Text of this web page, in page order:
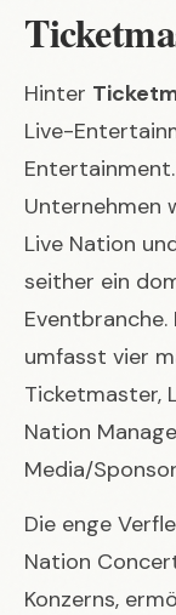
Hinter
Live-
Unternehmen
Live Nation
seither ein
umfasst vier
Ticketmaster,
Nation
Media/
Die enge
Nation
Konzerns,